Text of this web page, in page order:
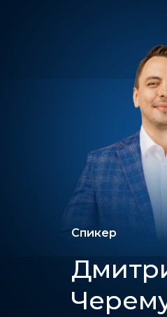
Спикер